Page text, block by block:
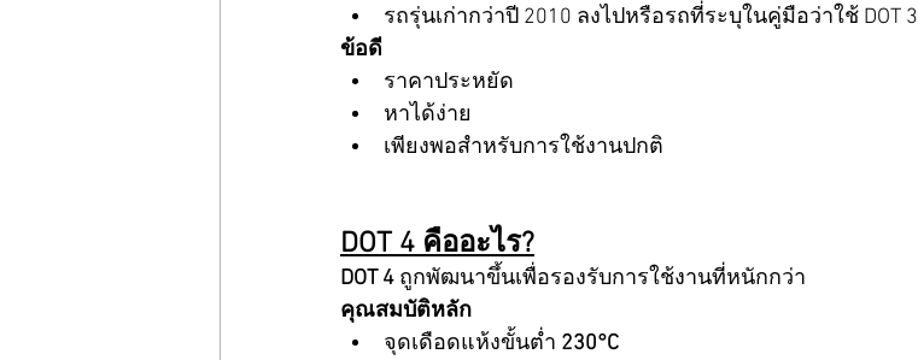
รถรุ่นเก่ากว่าปี 2010 ลงไปหรือรถที่ระบุในคู่มือว่าใช้ DOT 3
ข้อดี
ราคาประหยัด
หาได้ง่าย
เพียงพอสำหรับการใช้งานปกติ
DOT 4 คืออะไร?
DOT 4 ถูกพัฒนาขึ้นเพื่อรองรับการใช้งานที่หนักกว่า
คุณสมบัติหลัก
จุดเดือดแห้งขั้นต่ำ 230°C